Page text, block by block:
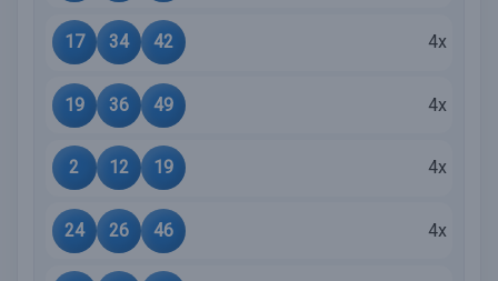
17 34 42 4x
19 36 49 4x
2 12 19 4x
24 26 46 4x